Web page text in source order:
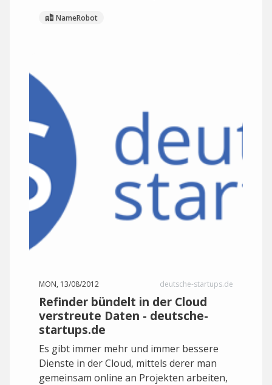
NameRobot
MON, 13/08/2012 deutsche-startups.de
Refinder bündelt in der Cloud
verstreute Daten - deutsche-
startups.de
Es gibt immer mehr und immer bessere
Dienste in der Cloud, mittels derer man
gemeinsam online an Projekten arbeiten,